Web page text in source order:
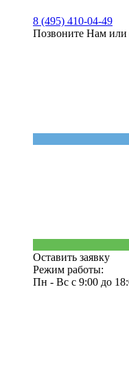
8 (495) 410-04-49
Позвоните Нам
Оставить заявку
Режим работы:
Пн - Вс с 9:00 до